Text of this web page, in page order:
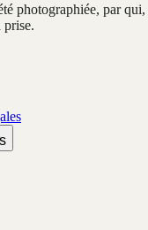
photographiée, par qui,